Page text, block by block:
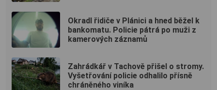
Okradl řidiče v Plánici a hned běžel k
bankomatu. Policie pátrá po muži z
kamerových záznamů
Zahrádkář v Tachově přišel o stromy.
Vyšetřování policie odhalilo přísně
chráněného viníka